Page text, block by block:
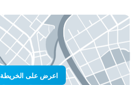
اعرض على الخريطة